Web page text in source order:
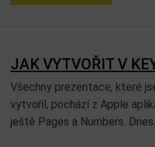
JAK VYTVOŘIT V
Všechny prezentace, které
vytvořil, pochází z Apple
ještě Pages a Numbers.